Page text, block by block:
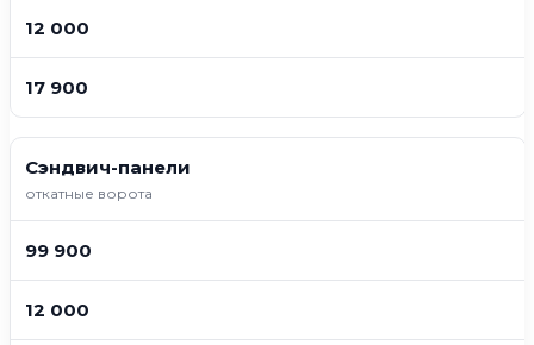
12 000
17 900
Сэндвич-панели
откатные ворота
99 900
12 000